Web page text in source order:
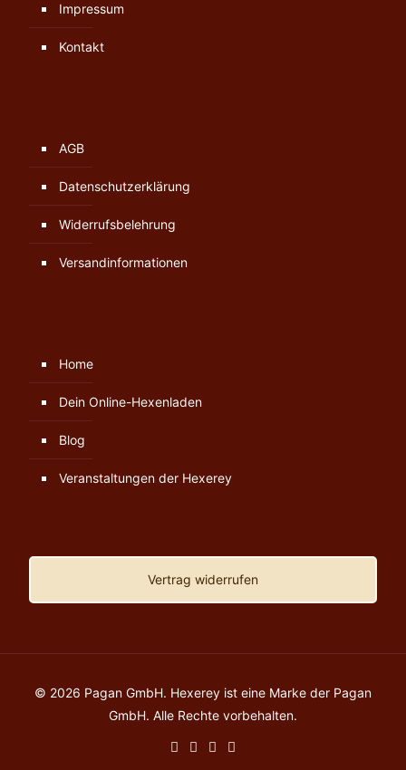
Impressum
Kontakt
AGB
Datenschutzerklärung
Widerrufsbelehrung
Versandinformationen
Home
Dein Online-Hexenladen
Blog
Veranstaltungen der Hexerey
Vertrag widerrufen
© 2026 Pagan GmbH. Hexerey ist eine Marke der Pagan
GmbH. Alle Rechte vorbehalten.